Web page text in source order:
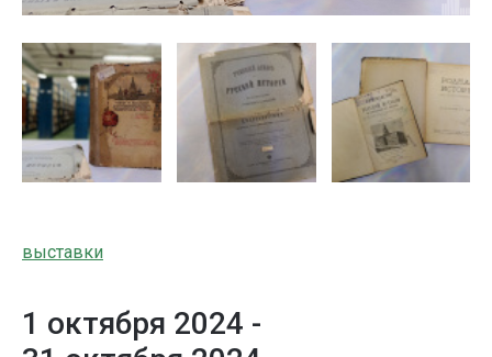
выставки
1 октября 2024 -